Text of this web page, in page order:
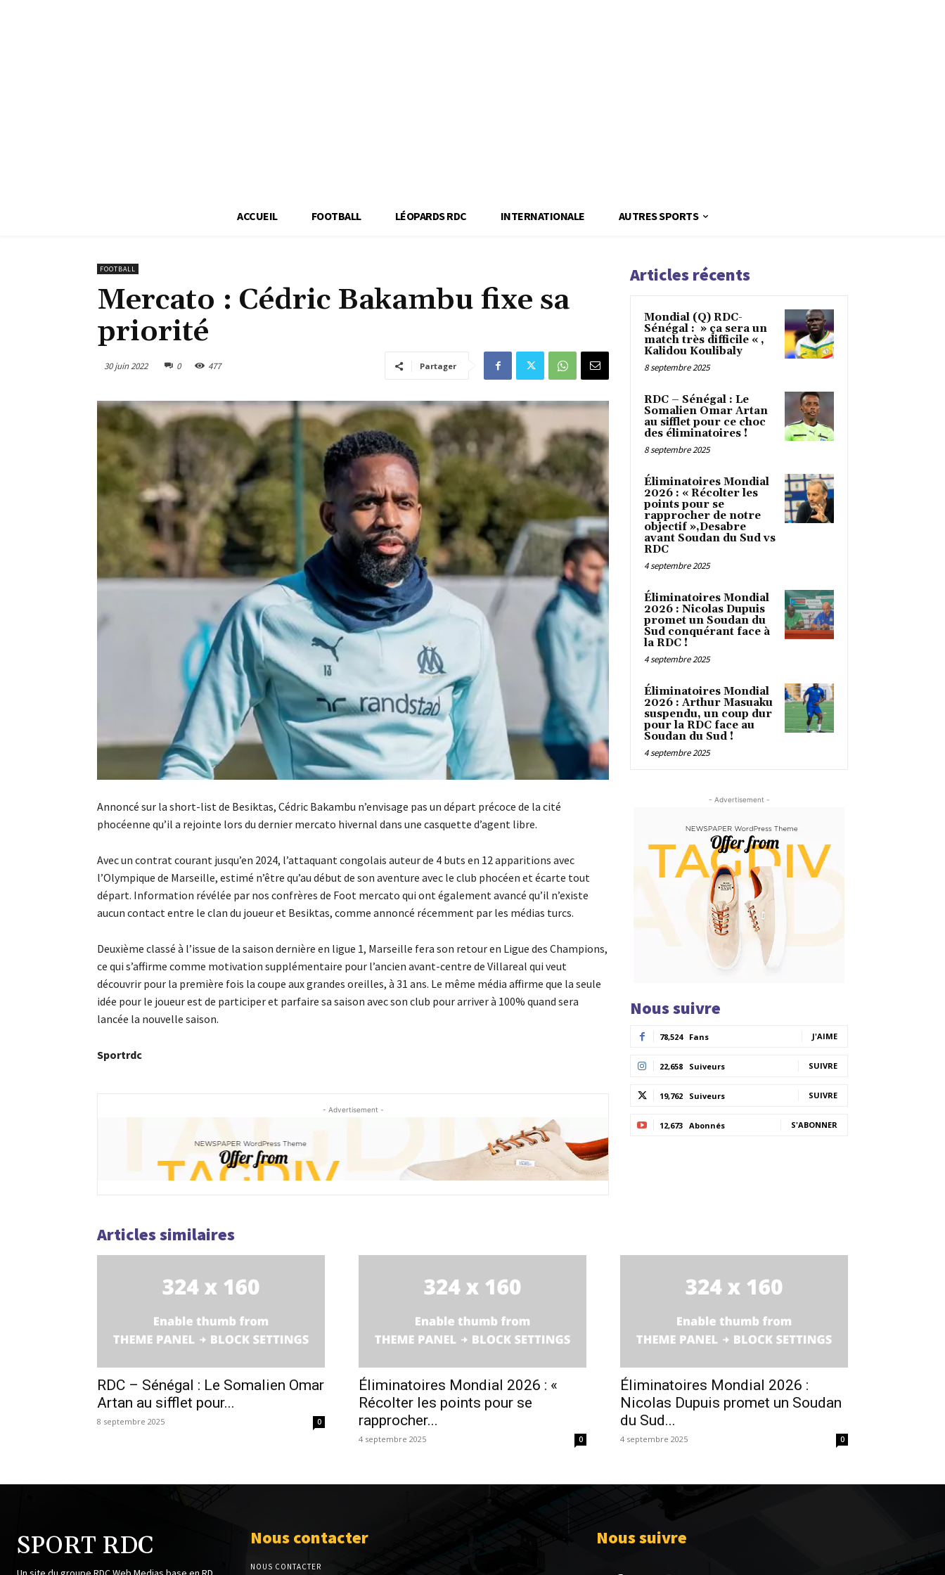
ACCUEIL FOOTBALL LÉOPARDS RDC INTERNATIONALE AUTRES SPORTS
FOOTBALL
Mercato : Cédric Bakambu fixe sa
priorité
30 juin 2022 0 477 Partager
Annoncé sur la short-list de Besiktas, Cédric Bakambu n’envisage pas un départ précoce de la cité
phocéenne qu’il a rejointe lors du dernier mercato hivernal dans une casquette d’agent libre.
Avec un contrat courant jusqu’en 2024, l’attaquant congolais auteur de 4 buts en 12 apparitions avec
l’Olympique de Marseille, estimé n’être qu’au début de son aventure avec le club phocéen et écarte tout
départ. Information révélée par nos confrères de Foot mercato qui ont également avancé qu’il n’existe
aucun contact entre le clan du joueur et Besiktas, comme annoncé récemment par les médias turcs.
Deuxième classé à l’issue de la saison dernière en ligue 1, Marseille fera son retour en Ligue des Champions,
ce qui s’affirme comme motivation supplémentaire pour l’ancien avant-centre de Villareal qui veut
découvrir pour la première fois la coupe aux grandes oreilles, à 31 ans. Le même média affirme que la seule
idée pour le joueur est de participer et parfaire sa saison avec son club pour arriver à 100% quand sera
lancée la nouvelle saison.
Sportrdc
- Advertisement -
Articles récents
Mondial (Q) RDC-
Sénégal : » ça sera un
match très difficile « ,
Kalidou Koulibaly
8 septembre 2025
RDC – Sénégal : Le
Somalien Omar Artan
au sifflet pour ce choc
des éliminatoires !
8 septembre 2025
Éliminatoires Mondial
2026 : « Récolter les
points pour se
rapprocher de notre
objectif »,Desabre
avant Soudan du Sud vs
RDC
4 septembre 2025
Éliminatoires Mondial
2026 : Nicolas Dupuis
promet un Soudan du
Sud conquérant face à
la RDC !
4 septembre 2025
Éliminatoires Mondial
2026 : Arthur Masuaku
suspendu, un coup dur
pour la RDC face au
Soudan du Sud !
4 septembre 2025
- Advertisement -
Nous suivre
78,524 Fans J'AIME
22,658 Suiveurs SUIVRE
19,762 Suiveurs SUIVRE
12,673 Abonnés S'ABONNER
Articles similaires
RDC – Sénégal : Le Somalien Omar
Artan au sifflet pour...
8 septembre 2025 0
Éliminatoires Mondial 2026 : «
Récolter les points pour se
rapprocher...
4 septembre 2025 0
Éliminatoires Mondial 2026 :
Nicolas Dupuis promet un Soudan
du Sud...
4 septembre 2025 0
SPORT RDC Nous contacter
NOUS CONTACTER
Nous suivre